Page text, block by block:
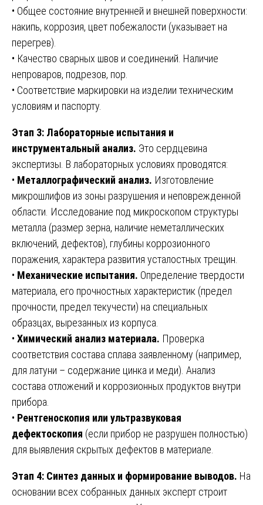
• Общее состояние внутренней и внешней поверхности:
накипь, коррозия, цвет побежалости (указывает на
перегрев).
• Качество сварных швов и соединений. Наличие
непроваров, подрезов, пор.
• Соответствие маркировки на изделии техническим
условиям и паспорту.
Этап 3: Лабораторные испытания и
инструментальный анализ. Это сердцевина
экспертизы. В лабораторных условиях проводятся:
• Металлографический анализ. Изготовление
микрошлифов из зоны разрушения и неповрежденной
области. Исследование под микроскопом структуры
металла (размер зерна, наличие неметаллических
включений, дефектов), глубины коррозионного
поражения, характера развития усталостных трещин.
• Механические испытания. Определение твердости
материала, его прочностных характеристик (предел
прочности, предел текучести) на специальных
образцах, вырезанных из корпуса.
• Химический анализ материала. Проверка
соответствия состава сплава заявленному (например,
для латуни – содержание цинка и меди). Анализ
состава отложений и коррозионных продуктов внутри
прибора.
• Рентгеноскопия или ультразвуковая
дефектоскопия (если прибор не разрушен полностью)
для выявления скрытых дефектов в материале.
Этап 4: Синтез данных и формирование выводов. На
основании всех собранных данных эксперт строит